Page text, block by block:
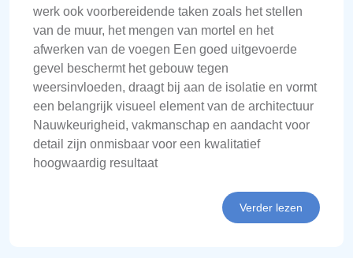
werk ook voorbereidende taken zoals het stellen
van de muur, het mengen van mortel en het
afwerken van de voegen Een goed uitgevoerde
gevel beschermt het gebouw tegen
weersinvloeden, draagt bij aan de isolatie en vormt
een belangrijk visueel element van de architectuur
Nauwkeurigheid, vakmanschap en aandacht voor
detail zijn onmisbaar voor een kwalitatief
hoogwaardig resultaat
Verder lezen